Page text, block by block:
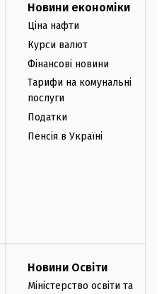
Новини економіки
Ціна нафти
Курси валют
Фінансові новини
Тарифи на комунальні
послуги
Податки
Пенсія в Україні
Новини Освіти
Міністерство освіти та